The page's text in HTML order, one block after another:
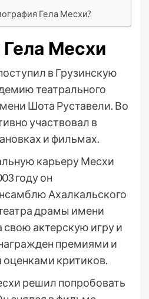
Гела Месхи?
Месхи
в Грузинскую
театрального
Шота Руставели. Во
участвовал в
и фильмах.
карьеру Месхи
году он
Ахалкальского
драмы имени
свою актерскую игру и
премиями и
критиков.
решил попробовать